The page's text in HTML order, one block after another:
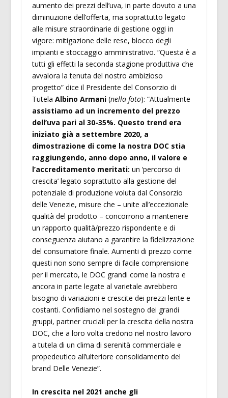
aumento dei prezzi dell’uva, in parte dovuto a una
diminuzione dell’offerta, ma soprattutto legato
alle misure straordinarie di gestione oggi in
vigore: mitigazione delle rese, blocco degli
impianti e stoccaggio amministrativo. “Questa è a
tutti gli effetti la seconda stagione produttiva che
avvalora la tenuta del nostro ambizioso
progetto” dice il Presidente del Consorzio di
Tutela Albino Armani(nella foto): “Attualmente
assistiamo ad un incremento del prezzo
dell’uva pari al 30-35%. Questo trend era
iniziato già a settembre 2020, a
dimostrazione di come la nostra DOC stia
raggiungendo, anno dopo anno, il valore e
l’accreditamento meritati: un ‘percorso di
crescita’ legato soprattutto alla gestione del
potenziale di produzione voluta dal Consorzio
delle Venezie, misure che – unite all’eccezionale
qualità del prodotto – concorrono a mantenere
un rapporto qualità/prezzo rispondente e di
conseguenza aiutano a garantire la fidelizzazione
del consumatore finale. Aumenti di prezzo come
questi non sono sempre di facile comprensione
per il mercato, le DOC grandi come la nostra e
ancora in parte legate al varietale avrebbero
bisogno di variazioni e crescite dei prezzi lente e
costanti. Confidiamo nel sostegno dei grandi
gruppi, partner cruciali per la crescita della nostra
DOC, che a loro volta credono nel nostro lavoro
a tutela di un clima di serenità commerciale e
propedeutico all’ulteriore consolidamento del
brand Delle Venezie”.
In crescita nel 2021 anche gli